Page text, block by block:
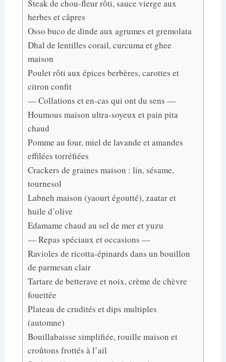
Steak de chou-fleur rôti, sauce vierge aux
herbes et câpres
Osso buco de dinde aux agrumes et gremolata
Dhal de lentilles corail, curcuma et ghee
maison
Poulet rôti aux épices berbères, carottes et
citron confit
— Collations et en-cas qui ont du sens —
Houmous maison ultra-soyeux et pain pita
chaud
Pomme au four, miel de lavande et amandes
effilées torréfiées
Crackers de graines maison : lin, sésame,
tournesol
Labneh maison (yaourt égoutté), zaatar et
huile d’olive
Edamame chaud au sel de mer et yuzu
— Repas spéciaux et occasions —
Ravioles de ricotta-épinards dans un bouillon
de parmesan clair
Tartare de betterave et noix, crème de chèvre
fouettée
Plateau de crudités et dips multiples
(automne)
Bouillabaisse simplifiée, rouille maison et
croûtons frottés à l’ail